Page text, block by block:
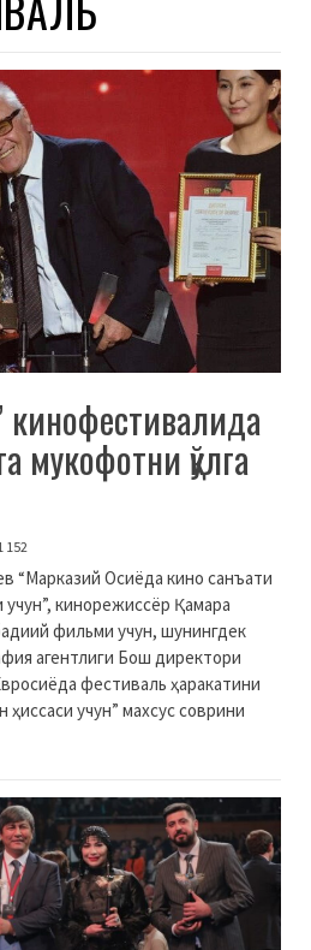
кинофестивалида
мукофотни қўлга
152
“Марказий Осиёда кино санъати
кинорежиссёр Қамара
фильми учун, шунингдек
агентлиги Бош директори
фестиваль ҳаракатини
учун” махсус соврини